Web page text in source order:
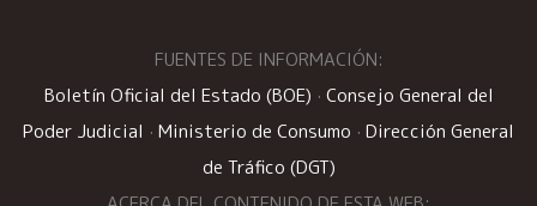
FUENTES DE INFORMACIÓN:
Boletín Oficial del Estado (BOE) · Consejo General del
Poder Judicial · Ministerio de Consumo · Dirección General
de Tráfico (DGT)